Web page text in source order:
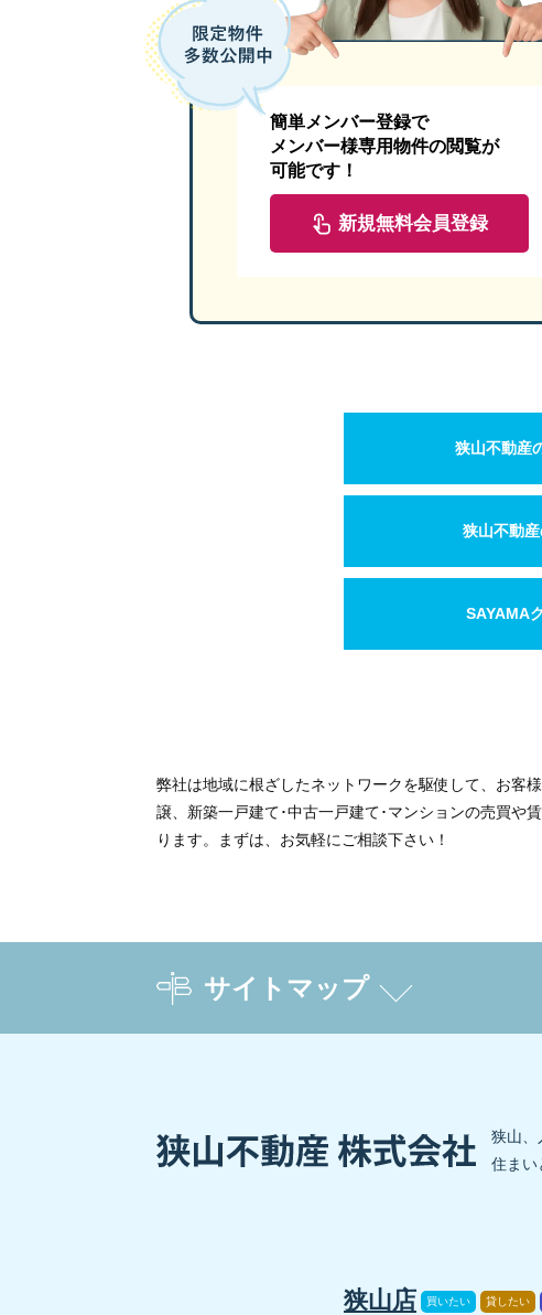
簡単メンバー登録で
メンバー様専用物件の閲覧が
可能です！
新規無料会員登録
狭山不動産
狭山不動
SAYAMA
弊社は地域に根ざしたネットワークを駆使して、お客
譲、新築一戸建て･中古一戸建て･マンションの売買や
ります。まずは、お気軽にご相談下さい！
サイトマップ
狭山、
住まい
狭山店 買いたい 貸したい